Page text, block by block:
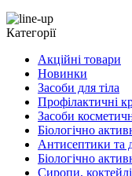
Категорії
Акційні товари
Новинки
Засоби для тіла
Профілактичні
Засоби
Біологічно
Антисептики та
Біологічно
Сиропи, коктейлі